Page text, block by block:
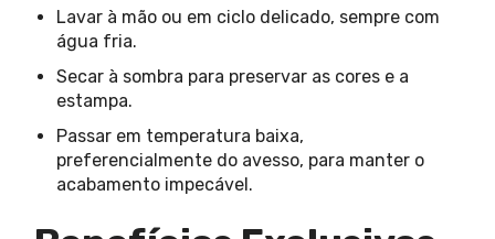
Lavar à mão ou em ciclo delicado, sempre com
água fria.
Secar à sombra para preservar as cores e a
estampa.
Passar em temperatura baixa,
preferencialmente do avesso, para manter o
acabamento impecável.